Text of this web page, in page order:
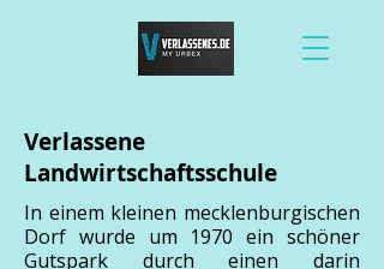
Verlassene
Landwirtschaftsschule
In einem kleinen mecklenburgischen
Dorf wurde um 1970 ein schöner
Gutspark durch einen darin